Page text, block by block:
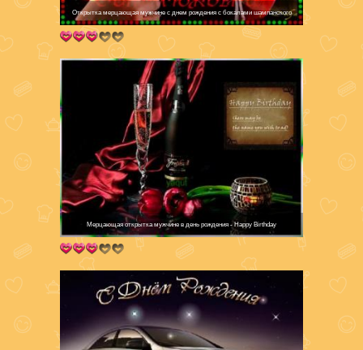
Открытка мерцающая мужчине с днем рождения с бокалами шампанского
Мерцающая открытка мужчине в день рождения - Happy Birthday